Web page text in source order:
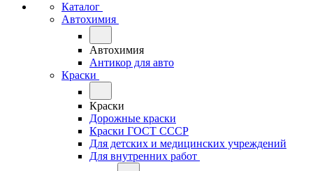
Каталог
Автохимия
Автохимия
Антикор для авто
Краски
Краски
Дорожные краски
Краски ГОСТ СССР
Для детских и медицинских учреждений
Для внутренних работ